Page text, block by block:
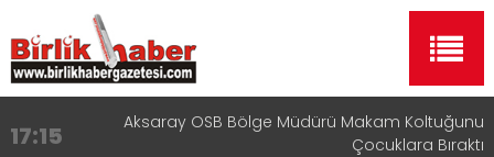
17:15
Aksaray OSB Bölge Müdürü Makam Koltuğunu
Çocuklara Bıraktı